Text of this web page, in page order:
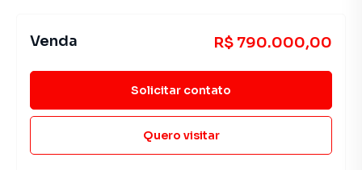
Venda R$ 790.000,00
Solicitar contato
Quero visitar